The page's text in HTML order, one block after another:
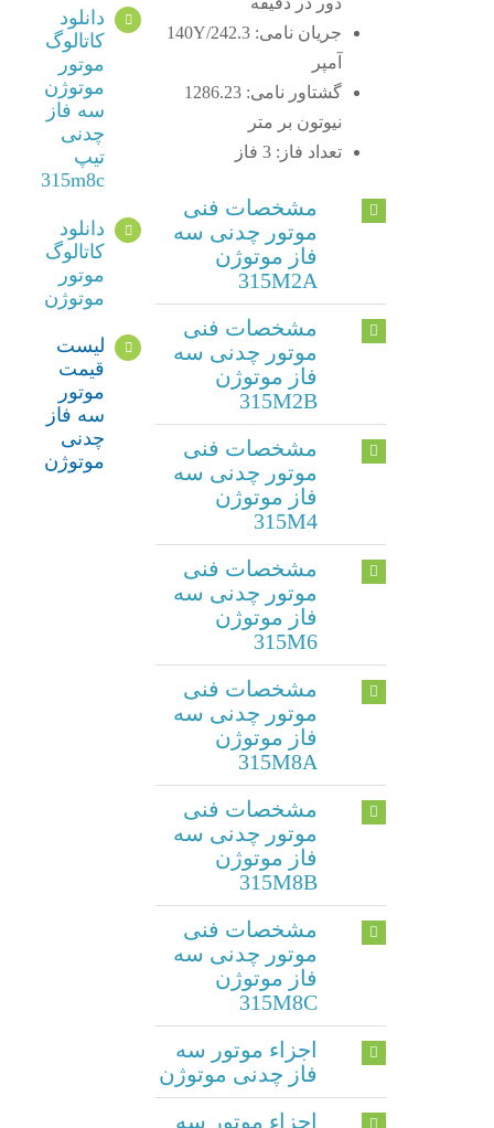
جریان نامی: 140Y/242.3
آمپر
گشتاور نامی: 1286.23
نیوتون بر متر
تعداد فاز: 3 فاز
مشخصات فنی
موتور چدنی سه
فاز موتوژن
315M2A
مشخصات فنی
موتور چدنی سه
فاز موتوژن
315M2B
مشخصات فنی
موتور چدنی سه
فاز موتوژن
315M4
مشخصات فنی
موتور چدنی سه
فاز موتوژن
315M6
مشخصات فنی
موتور چدنی سه
فاز موتوژن
315M8A
مشخصات فنی
موتور چدنی سه
فاز موتوژن
315M8B
مشخصات فنی
موتور چدنی سه
فاز موتوژن
315M8C
اجزاء موتور سه
فاز چدنی موتوژن
اجزاء موتور سه
دانلود
کاتالوگ
موتور
موتوژن
سه فاز
چدنی
تیپ
315m8c
دانلود
کاتالوگ
موتور
موتوژن
لیست
قیمت
موتور
سه فاز
چدنی
موتوژن